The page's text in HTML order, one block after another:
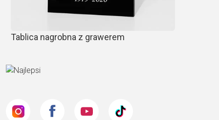
Tablica nagrobna z grawerem